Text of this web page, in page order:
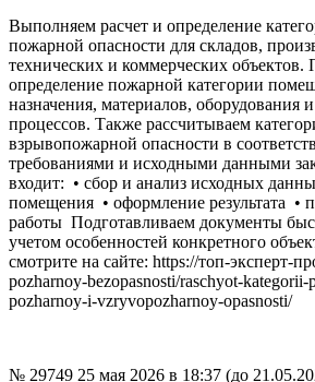
Выполняем расчет и определение
пожарной опасности для складов,
технических и коммерческих объектов.
определение пожарной категории
назначения, материалов, оборудования
процессов. Также рассчитываем
взрывопожарной опасности в
требованиями и исходными данными
входит: • сбор и анализ исходных
помещения • оформление результата •
работы Подготавливаем документы
учетом особенностей конкретного
смотрите на сайте: https://топ-эксперт-
pozharnoy-bezopasnosti/raschyot-kategorii-
pozharnoy-i-vzryvopozharnoy-opasnosti/
№ 29749 25 мая 2026 в 18:37 (до